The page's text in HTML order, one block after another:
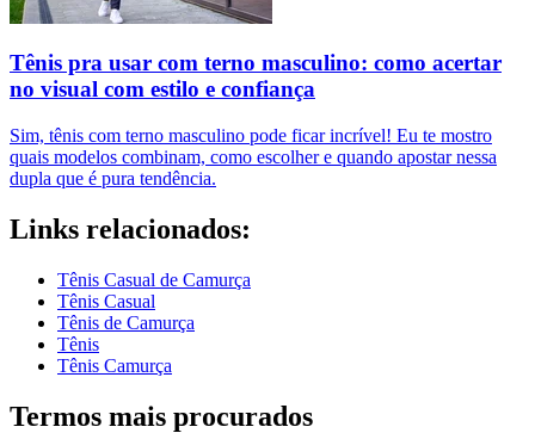
Tênis pra usar com terno masculino: como acertar
no visual com estilo e confiança
Sim, tênis com terno masculino pode ficar incrível! Eu te mostro
quais modelos combinam, como escolher e quando apostar nessa
dupla que é pura tendência.
Links relacionados:
Tênis Casual de Camurça
Tênis Casual
Tênis de Camurça
Tênis
Tênis Camurça
Termos mais procurados